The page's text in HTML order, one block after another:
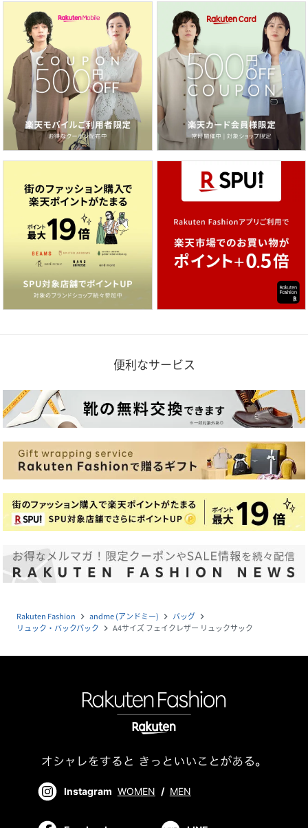
便利なサービス
Rakuten Fashion navigate_next andme (アンドミー) navigate_next バッグ navigate_next
リュック・バックパック navigate_next A4サイズ フェイクレザー リュックサック
Instagram WOMEN / MEN